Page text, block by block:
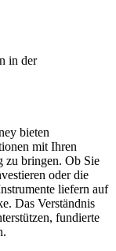
in der
bieten
mit Ihren
zu bringen. Ob Sie
oder die
liefern auf
Das Verständnis
fundierte